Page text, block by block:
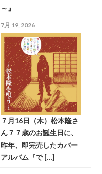
～』
7月 19, 2026
７月16日（木）松本隆さ
ん７７歳のお誕生日に、
昨年、即完売したカバー
アルバム『で […]